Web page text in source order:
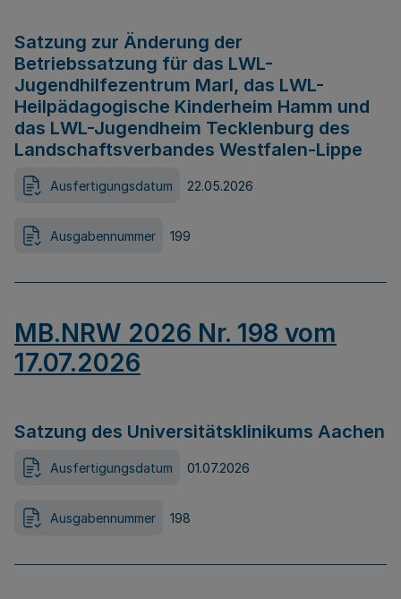
Satzung zur Änderung der
Betriebssatzung für das LWL-
Jugendhilfezentrum Marl, das LWL-
Heilpädagogische Kinderheim Hamm und
das LWL-Jugendheim Tecklenburg des
Landschaftsverbandes Westfalen-Lippe
Ausfertigungsdatum 22.05.2026
Ausgabennummer 199
MB.NRW 2026 Nr. 198 vom
17.07.2026
Satzung des Universitätsklinikums Aachen
Ausfertigungsdatum 01.07.2026
Ausgabennummer 198